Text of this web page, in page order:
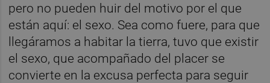
pero no pueden huir del motivo por el que
están aquí: el sexo. Sea como fuere, para que
llegáramos a habitar la tierra, tuvo que existir
el sexo, que acompañado del placer se
convierte en la excusa perfecta para seguir